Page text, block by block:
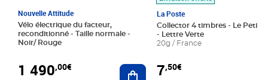
Nouvelle Attitude
Vélo électrique du facteur,
reconditionné - Taille normale -
Noir/ Rouge
1 490,00€ Ajouter au panier
La Poste
Collector 4 timbres - Le Petit
- Lettre Verte
20g / France
7,50€